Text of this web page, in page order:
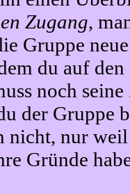
Zugang,
Gruppe
du auf
noch
der Gruppe
nicht, nur
Gründe